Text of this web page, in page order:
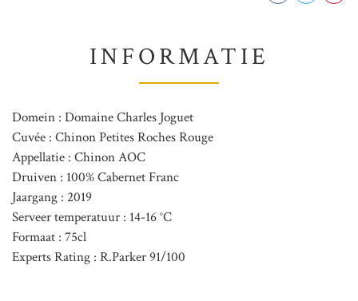
INFORMATIE
Domein : Domaine Charles Joguet
Cuvée : Chinon Petites Roches Rouge
Appellatie : Chinon AOC
Druiven : 100% Cabernet Franc
Jaargang : 2019
Serveer temperatuur : 14-16 °C
Formaat : 75cl
Experts Rating : R.Parker 91/100